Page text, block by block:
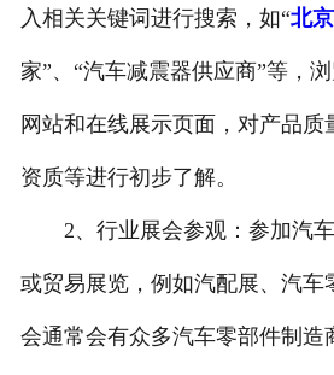
入相关关键词进行搜索，如“北
家”、“汽车减震器供应商”等，
网站和在线展示页面，对产品质
资质等进行初步了解。
2、行业展会参观：参加汽车
或贸易展览，例如汽配展、汽车
会通常会有众多汽车零部件制造